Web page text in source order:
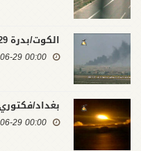
الكوت/بدرة 29-6-2011
00:00 2011-06-29
بغداد/فكتوري29-6-
00:00 2011-06-29